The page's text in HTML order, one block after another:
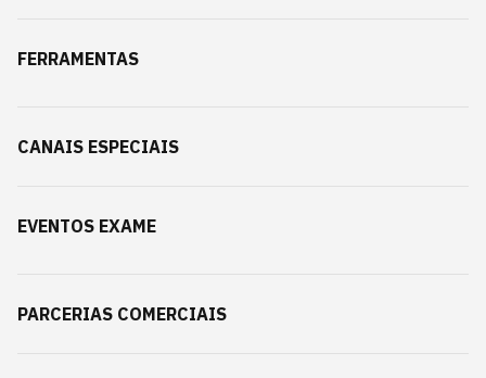
FERRAMENTAS
CANAIS ESPECIAIS
EVENTOS EXAME
PARCERIAS COMERCIAIS